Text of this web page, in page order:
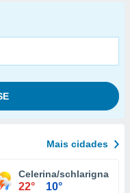
Mais cidades
Celerina/schlarigna
22° 10°